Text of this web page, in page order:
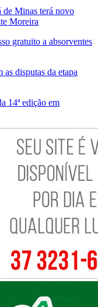
de Minas terá novo
Moreira
gratuito a absorventes
disputas da etapa
14ª edição em